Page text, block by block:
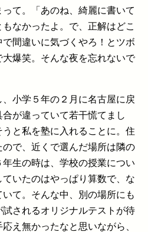
て。「あのね、綺麗に書いて
なかったよ。で、正解はどこ
間違いに気づくやろ！とツボ
爆笑。そんな夜を忘れないで
小学５年の２月に名古屋に戻
が違っていて若干慌てまし
と私を塾に入れることに。住
で、近くで選んだ場所は隣の
生の時は、学校の授業につい
いたのはやっぱり算数で、な
て。そんな中、別の場所にも
されるオリジナルテストが待
え無かったなと思いながら、